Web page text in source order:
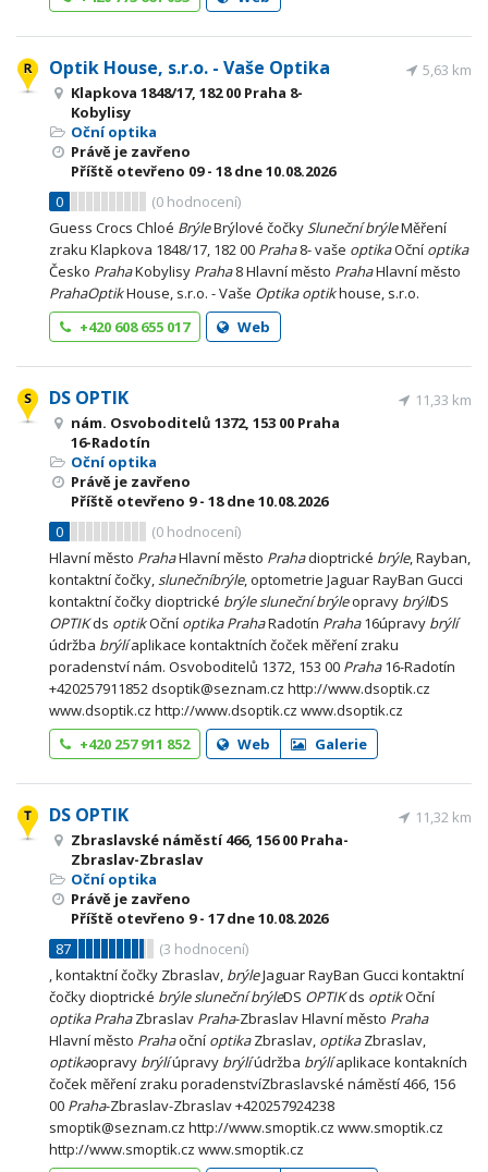
Optik House, s.r.o. - Vaše Optika
Klapkova 1848/17, 182 00 Praha 8-
Kobylisy
Oční optika
Právě je zavřeno
Příště otevřeno 09 - 18dne 10.08.2026
0
(0 hodnocení)
5,63 km
Guess Crocs Chloé BrýleBrýlové čočkySluneční brýleMěření
zraku Klapkova 1848/17, 182 00 Praha8- vaše optikaOční optika
Česko PrahaKobylisy Praha8 Hlavní město PrahaHlavní město
PrahaOptikHouse, s.r.o. - Vaše Optika optikhouse, s.r.o.
+420 608 655 017
Web
DS OPTIK
nám. Osvoboditelů 1372, 153 00 Praha
16-Radotín
Oční optika
Právě je zavřeno
Příště otevřeno 9 - 18dne 10.08.2026
0
(0 hodnocení)
11,33 km
Hlavní město PrahaHlavní město Prahadioptrické brýle, Rayban,
kontaktní čočky,slunečníbrýle, optometrie Jaguar RayBan Gucci
kontaktní čočky dioptrické brýlesluneční brýleopravy brýlíDS
OPTIKds optikOční optika PrahaRadotín Praha16úpravy brýlí
údržba brýlíaplikace kontaktních čoček měření zraku
poradenství nám. Osvoboditelů 1372, 153 00 Praha16-Radotín
+420257911852 dsoptik@seznam.cz http://www.dsoptik.cz
www.dsoptik.cz http://www.dsoptik.cz www.dsoptik.cz
+420 257 911 852
Web Galerie
DS OPTIK
Zbraslavské náměstí 466, 156 00 Praha-
Zbraslav-Zbraslav
Oční optika
Právě je zavřeno
Příště otevřeno 9 - 17dne 10.08.2026
87
(3 hodnocení)
11,32 km
, kontaktní čočky Zbraslav, brýleJaguar RayBan Gucci kontaktní
čočky dioptrické brýlesluneční brýleDS OPTIKds optikOční
optika PrahaZbraslav Praha-Zbraslav Hlavní město Praha
Hlavní město Prahaoční optikaZbraslav, optikaZbraslav,
optikaopravy brýlíúpravy brýlíúdržba brýlíaplikace kontakních
čoček měření zraku poradenstvíZbraslavské náměstí 466, 156
00 Praha-Zbraslav-Zbraslav +420257924238
smoptik@seznam.cz http://www.smoptik.cz www.smoptik.cz
http://www.smoptik.cz www.smoptik.cz